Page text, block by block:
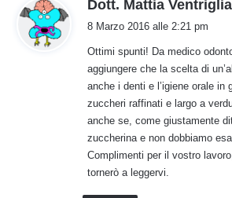
Dott. Mattia Ventriglia
8 Marzo 2016 alle 2:21 pm
Ottimi spunti! Da medico
aggiungere che la scelta di
anche i denti e l’igiene orale in
zuccheri raffinati e largo a
anche se, come giustamente
zuccherina e non dobbiamo
Complimenti per il vostro
tornerò a leggervi.